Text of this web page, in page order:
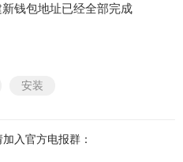
钱包地址已经全部完成
安装
入官方电报群：